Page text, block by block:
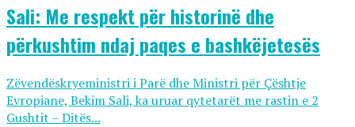
Sali: Me respekt për historinë dhe
përkushtim ndaj paqes e bashkëjetesës
Zëvendëskryeministri i Parë dhe Ministri për Çështje
Evropiane, Bekim Sali, ka uruar qytetarët me rastin e 2
Gushtit – Ditës...